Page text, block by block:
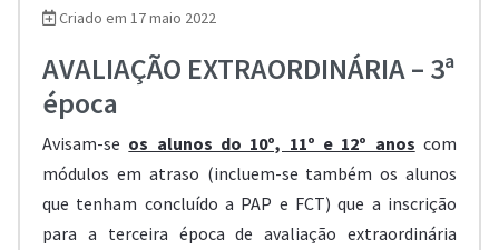
Criado em 17 maio 2022
AVALIAÇÃO EXTRAORDINÁRIA – 3ª
época
Avisam-se os alunos do 10º, 11º e 12º anos com
módulos em atraso (incluem-se também os alunos
que tenham concluído a PAP e FCT) que a inscrição
para a terceira época de avaliação extraordinária